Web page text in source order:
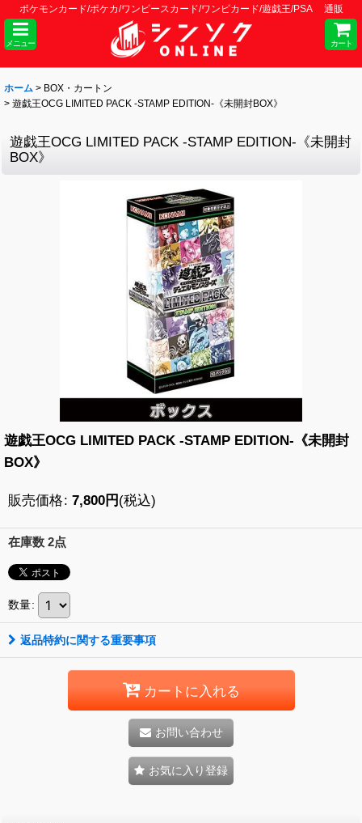
ポケモンカード/ポケカ/ワンピースカード/ワンピカード/遊戯王/PSA 通販
メニュー カート
ホーム > BOX・カートン
> 遊戯王OCG LIMITED PACK -STAMP EDITION-《未開封BOX》
遊戯王OCG LIMITED PACK -STAMP EDITION-《未開封
BOX》
遊戯王OCG LIMITED PACK -STAMP EDITION-《未開封
BOX》
販売価格: 7,800円 (税込)
在庫数 2点
数量:
返品特約に関する重要事項
カートに入れる
お問い合わせ
お気に入り登録